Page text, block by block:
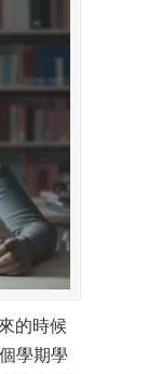
的時候
學期學